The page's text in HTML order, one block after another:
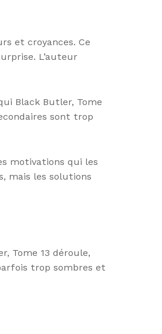
et croyances. Ce
L’auteur
Black Butler, Tome
sont trop
motivations qui les
mais les solutions
Tome 13 déroule,
trop sombres et